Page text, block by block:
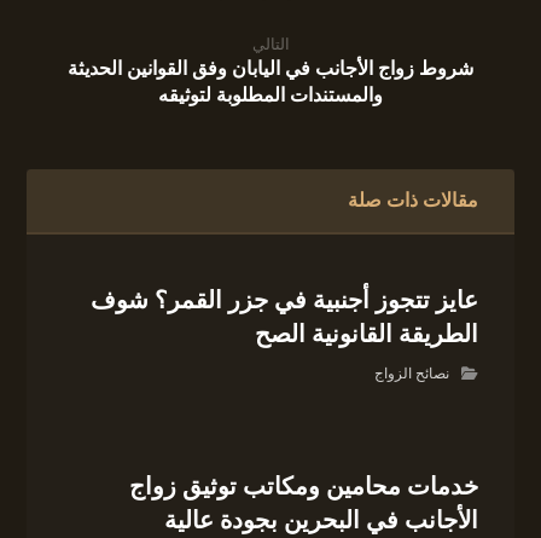
التالي
شروط زواج الأجانب في اليابان وفق القوانين الحديثة
والمستندات المطلوبة لتوثيقه
مقالات ذات صلة
عايز تتجوز أجنبية في جزر القمر؟ شوف
الطريقة القانونية الصح
نصائح الزواج
خدمات محامين ومكاتب توثيق زواج
الأجانب في البحرين بجودة عالية